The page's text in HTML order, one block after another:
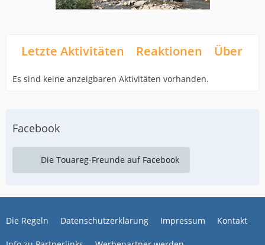
Letzte Aktivitäten Reaktionen Über
Es sind keine anzeigbaren Aktivitäten vorhanden.
Facebook
Die Touareg-Freunde auf Facebook
Die Regeln Datenschutzerklärung Impressum Kontakt